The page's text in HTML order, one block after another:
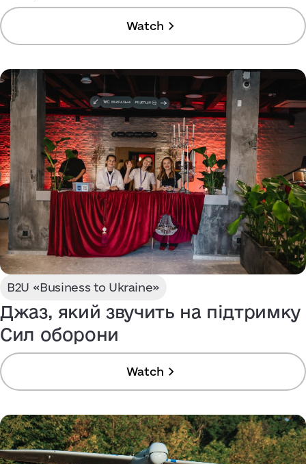
Watch
B2U «Business to Ukraine»
Джаз, який звучить на підтримку
Сил оборони
Watch